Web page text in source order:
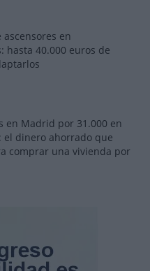
en
hasta 40.000 euros de
en Madrid por 31.000 en
el dinero ahorrado que
comprar una vivienda por